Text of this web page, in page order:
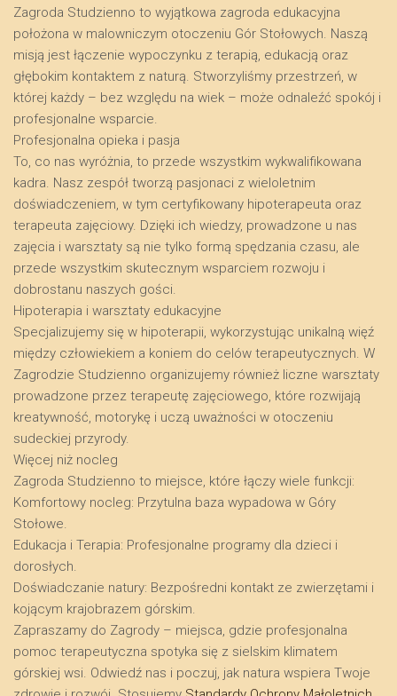
​Zagroda Studzienno to wyjątkowa zagroda edukacyjna
położona w malowniczym otoczeniu Gór Stołowych. Naszą
misją jest łączenie wypoczynku z terapią, edukacją oraz
głębokim kontaktem z naturą. Stworzyliśmy przestrzeń, w
której każdy – bez względu na wiek – może odnaleźć spokój i
profesjonalne wsparcie.
​Profesjonalna opieka i pasja
​To, co nas wyróżnia, to przede wszystkim wykwalifikowana
kadra. Nasz zespół tworzą pasjonaci z wieloletnim
doświadczeniem, w tym certyfikowany hipoterapeuta oraz
terapeuta zajęciowy. Dzięki ich wiedzy, prowadzone u nas
zajęcia i warsztaty są nie tylko formą spędzania czasu, ale
przede wszystkim skutecznym wsparciem rozwoju i
dobrostanu naszych gości.
​Hipoterapia i warsztaty edukacyjne
​Specjalizujemy się w hipoterapii, wykorzystując unikalną więź
między człowiekiem a koniem do celów terapeutycznych. W
Zagrodzie Studzienno organizujemy również liczne warsztaty
prowadzone przez terapeutę zajęciowego, które rozwijają
kreatywność, motorykę i uczą uważności w otoczeniu
sudeckiej przyrody.
​Więcej niż nocleg
​Zagroda Studzienno to miejsce, które łączy wiele funkcji:
​Komfortowy nocleg: Przytulna baza wypadowa w Góry
Stołowe.
​Edukacja i Terapia: Profesjonalne programy dla dzieci i
dorosłych.
​Doświadczanie natury: Bezpośredni kontakt ze zwierzętami i
kojącym krajobrazem górskim.
​Zapraszamy do Zagrody – miejsca, gdzie profesjonalna
pomoc terapeutyczna spotyka się z sielskim klimatem
górskiej wsi. Odwiedź nas i poczuj, jak natura wspiera Twoje